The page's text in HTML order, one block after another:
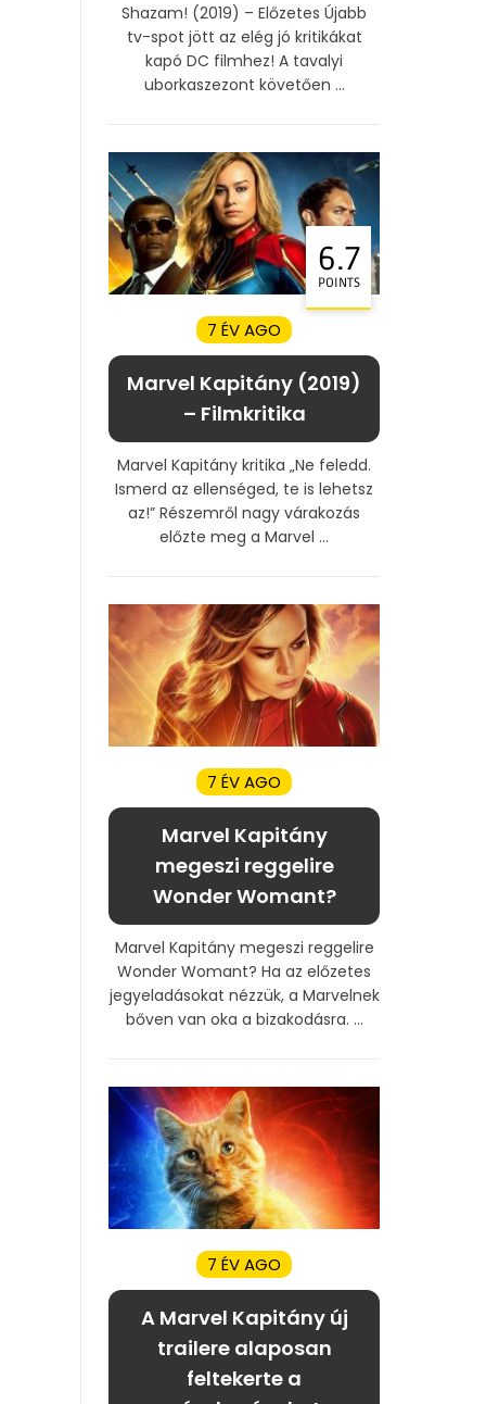
Shazam! (2019) – Előzetes Újabb
tv-spot jött az elég jó kritikákat
kapó DC filmhez! A tavalyi
uborkaszezont követően ...
6.7
POINTS
7 ÉV AGO
Marvel Kapitány (2019)
– Filmkritika
Marvel Kapitány kritika „Ne feledd.
Ismerd az ellenséged, te is lehetsz
az!” Részemről nagy várakozás
előzte meg a Marvel ...
7 ÉV AGO
Marvel Kapitány
megeszi reggelire
Wonder Womant?
Marvel Kapitány megeszi reggelire
Wonder Womant? Ha az előzetes
jegyeladásokat nézzük, a Marvelnek
bőven van oka a bizakodásra. ...
7 ÉV AGO
A Marvel Kapitány új
trailere alaposan
feltekerte a